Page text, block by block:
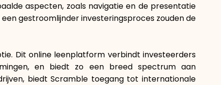
aspecten, zoals navigatie en de presentatie
gestroomlijnder investeringsproces zouden de
Dit online leenplatform verbindt investeerders
en biedt zo een breed spectrum aan
biedt Scramble toegang tot internationale